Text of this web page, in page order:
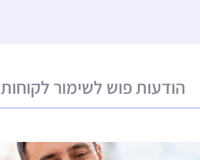
הודעות פוש לשימור לקוחות